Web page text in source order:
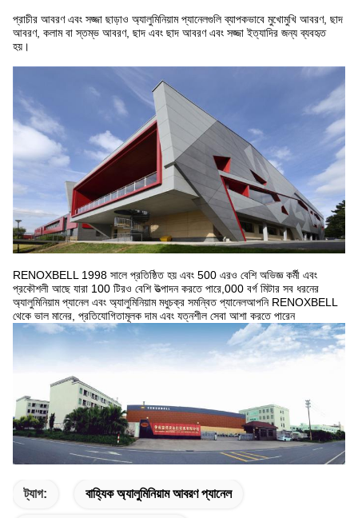
প্রাচীর আবরণ এবং সজ্জা ছাড়াও অ্যালুমিনিয়াম প্যানেলগুলি ব্যাপকভাবে মুখোমুখি আবরণ, ছাদ
আবরণ, কলাম বা স্তম্ভ আবরণ, ছাদ এবং ছাদ আবরণ এবং সজ্জা ইত্যাদির জন্য ব্যবহৃত
হয়।
RENOXBELL 1998 সালে প্রতিষ্ঠিত হয় এবং 500 এরও বেশি অভিজ্ঞ কর্মী এবং
প্রকৌশলী আছে যারা 100 টিরও বেশি উত্পাদন করতে পারে,000 বর্গ মিটার সব ধরনের
অ্যালুমিনিয়াম প্যানেল এবং অ্যালুমিনিয়াম মধুচক্র সমন্বিত প্যানেলআপনি RENOXBELL
থেকে ভাল মানের, প্রতিযোগিতামূলক দাম এবং যত্নশীল সেবা আশা করতে পারেন
ট্যাগ: বাহ্যিক অ্যালুমিনিয়াম আবরণ প্যানেল